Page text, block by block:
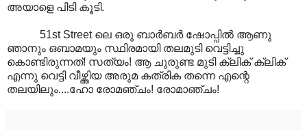
അയാളെ പിടി കൂടി.
51st Street ലെ ഒരു ബാര്‍ബര്‍ ഷോപ്പില്‍ ആണു
ഞാനും ഒബാമയും സ്ഥിരമായി തലമുടി വെട്ടിച്ചു
കൊണ്ടിരുന്നത്! സത്യം! ആ ചുരുണ്ട മുടി ക്ലിക് ക്ലിക്
എന്നു വെട്ടി വീഴ്ത്തിയ അരുമ കത്രിക തന്നെ എന്റെ
തലയിലും....ഹോ രോമഞ്ചം! രോമാഞ്ചം!